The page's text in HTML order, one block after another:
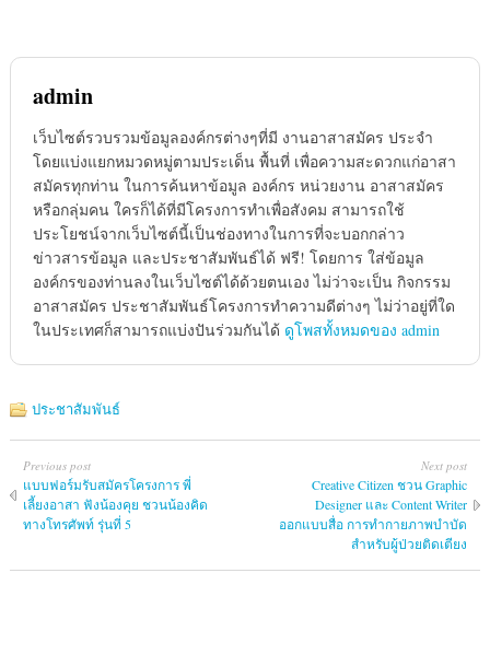
admin
เว็บไซต์รวบรวมข้อมูลองค์กรต่างๆที่มี งานอาสาสมัคร ประจำ
โดยแบ่งแยกหมวดหมู่ตามประเด็น พื้นที่ เพื่อความสะดวกแก่อาสา
สมัครทุกท่าน ในการค้นหาข้อมูล องค์กร หน่วยงาน อาสาสมัคร
หรือกลุ่มคน ใครก็ได้ที่มีโครงการทำเพื่อสังคม สามารถใช้
ประโยชน์จากเว็บไซต์นี้เป็นช่องทางในการที่จะบอกกล่าว
ข่าวสารข้อมูล และประชาสัมพันธ์ได้ ฟรี! โดยการ ใส่ข้อมูล
องค์กรของท่านลงในเว็บไซต์ได้ด้วยตนเอง ไม่ว่าจะเป็น กิจกรรม
อาสาสมัคร ประชาสัมพันธ์โครงการทำความดีต่างๆ ไม่ว่าอยู่ที่ใด
ในประเทศก็สามารถแบ่งปันร่วมกันได้ ดูโพสทั้งหมดของ admin
ประชาสัมพันธ์
Previous post
แบบฟอร์มรับสมัครโครงการ พี่
เลี้ยงอาสา ฟังน้องคุย ชวนน้องคิด
ทางโทรศัพท์ รุ่นที่ 5
Next post
Creative Citizen ชวน Graphic
Designer และ Content Writer
ออกแบบสื่อ การทำกายภาพบำบัด
สำหรับผู้ป่วยติดเตียง